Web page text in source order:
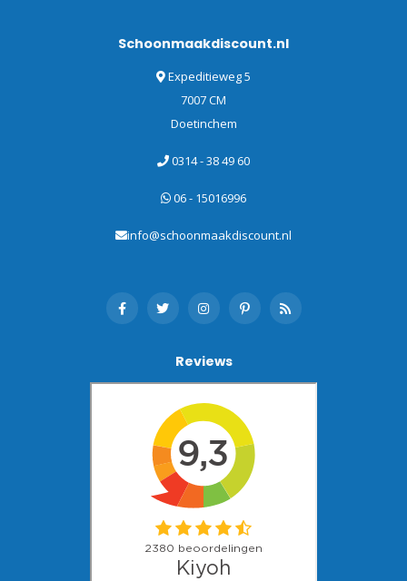
Schoonmaakdiscount.nl
Expeditieweg 5
7007 CM
Doetinchem
0314 - 38 49 60
06 - 15016996
info@schoonmaakdiscount.nl
Reviews